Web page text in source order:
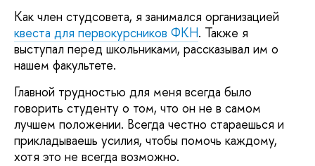
Как член студсовета, я занимался организацией
квеста для первокурсников ФКН. Также я
выступал перед школьниками, рассказывал им о
нашем факультете.
Главной трудностью для меня всегда было
говорить студенту о том, что он не в самом
лучшем положении. Всегда честно стараешься и
прикладываешь усилия, чтобы помочь каждому,
хотя это не всегда возможно.